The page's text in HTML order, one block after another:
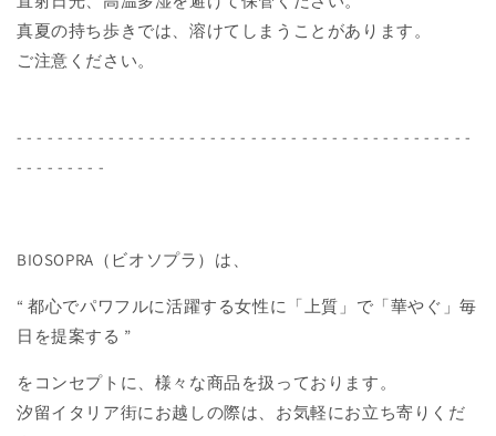
真夏の持ち歩きでは、溶けてしまうことがあります。
ご注意ください。
- - - - - - - - - - - - - - - - - - - - - - - - - - - - - - - - - - - - - - - - - - - - -
- - - - - - - - -
BIOSOPRA（ビオソプラ）は、
“ 都心でパワフルに活躍する女性に 「上質」で「華やぐ」毎
日を提案する ”
をコンセプトに、様々な商品を扱っております。
汐留イタリア街にお越しの際は、お気軽にお立ち寄りくだ